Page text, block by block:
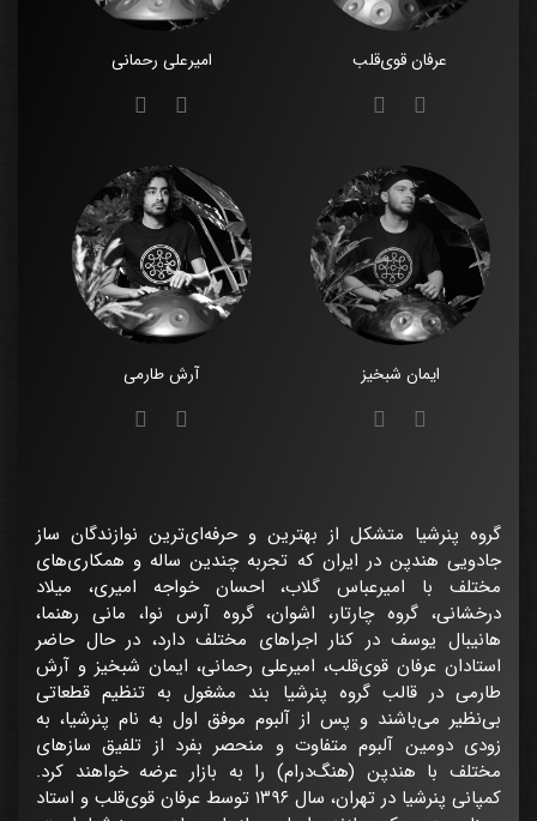
عرفان قوی‌قلب امیرعلی رحمانی
ایمان شبخیز آرش طارمی
گروه پنرشیا متشکل از بهترین و حرفه‌ای‌ترین نوازندگان ساز
جادویی هندپن در ایران که تجربه چندین ساله و همکاری‌های
مختلف با امیرعباس گلاب، احسان خواجه امیری، میلاد
درخشانی، گروه چارتار، اشوان، گروه آرس نوا، مانی رهنما،
هانیبال یوسف در کنار اجراهای مختلف دارد، در حال حاضر
استادان عرفان قوی‌قلب، امیرعلی رحمانی، ایمان شبخیز و آرش
طارمی در قالب گروه پنرشیا بند مشغول به تنظیم قطعاتی
بی‌نظیر می‌باشند و پس از آلبوم موفق اول به نام پنرشیا، به
زودی دومین آلبوم متفاوت و منحصر بفرد از تلفیق سازهای
مختلف با هندپن (هنگ‌درام) را به بازار عرضه خواهند کرد.
کمپانی پنرشیا در تهران، سال ۱۳۹۶ توسط عرفان قوی‌قلب و استاد